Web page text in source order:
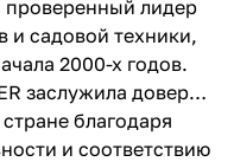
проверенный лидер
и садовой техники,
2000-х годов.
заслужила доверие
благодаря
и соответствию
25